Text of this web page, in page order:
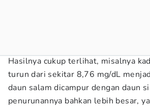
Hasilnya cukup terlihat, misalnya
turun dari sekitar 8,76 mg/dL
daun salam dicampur dengan daun
penurunannya bahkan lebih besar,